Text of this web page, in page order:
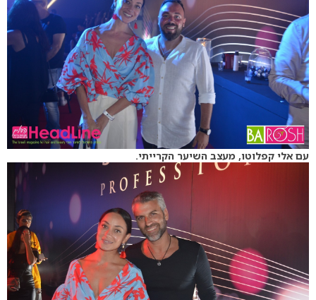
עם אלי קפלוטו, מעצב השיער הקרייתי.